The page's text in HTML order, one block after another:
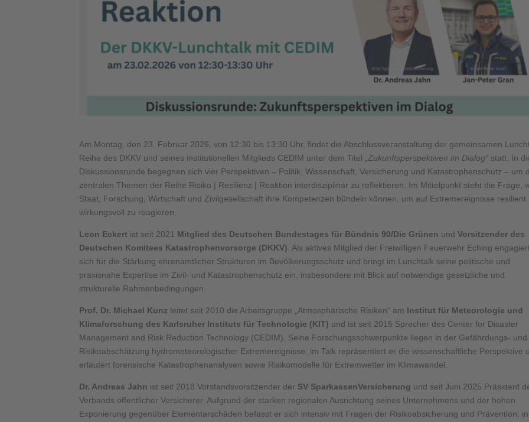
Am Montag, den 23. Februar 2026, von 12:30 bis 13:30 Uhr, findet die Abschlussveranstaltung der gemeinsamen
Reihe des DKKV und seines institutionellen Mitglieds CEDIM unter dem Titel
„Zukunftsperspektiven im Dialog“ statt. In
Diskussionsrunde begegnen sich vier Perspektiven – Politik, Wissenschaft, Versicherung und Katastrophenschutz – um
zentralen Themen der Reihe Risiko | Resilienz | Reaktion interdisziplinär zu reflektieren. Im Mittelpunkt steht die Frage,
Staat, Forschung, Wirtschaft und Zivilgesellschaft ihre Kompetenzen bündeln können, um auf Extremereignisse resilient
wirkungsvoll zu reagieren.
Leon Eckert ist seit 2021 Mitglied des Deutschen Bundestages für Bündnis 90/Die Grünen undVorsitzender des
Deutschen Komitees Katastrophenvorsorge (DKKV) . Als aktives Mitglied der Freiwilligen Feuerwehr Eching
sich für die Stärkung ehrenamtlicher Strukturen im Bevölkerungsschutz und bringt im Lunchtalk seine politische und
praxisnahe Expertise im Zivil- und Katastrophenschutz ein, insbesondere mit Blick auf notwendige gesetzliche und
strukturelle Rahmenbedingungen.
Prof. Dr. Michael Kunz leitet seit 2010 die Arbeitsgruppe „Atmosphärische Risiken“ am Institut für Meteorologie und
Klimaforschung des Karlsruher Instituts für Technologie (KIT) und ist seit 2015 Sprecher des Center for Disaster
Management and Risk Reduction Technology (CEDIM). Seine Forschungsschwerpunkte liegen in der Gefährdungs- und
Risikoabschätzung hydrometeorologischer Extremereignisse; im Talk repräsentiert er die wissenschaftliche Perspektive
erläutert forensische Katastrophenanalysen sowie Risikomodelle für Extremwetter im Klimawandel.
Dr. Andreas Jahn ist seit 2018 Vorstandsvorsitzender der SV SparkassenVersicherung und seit Juni 2025 Präsident
Verbands öffentlicher Versicherer. Aufgrund der starken regionalen Ausrichtung seines Unternehmens und der hohen
Exponierung gegenüber Elementarschäden befasst er sich intensiv mit Fragen der Risikoabsicherung und Prävention;